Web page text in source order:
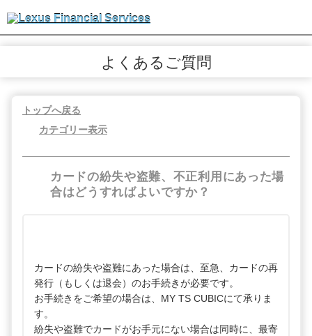
よくあるご質問
トップへ戻る
カテゴリー表示
カードの紛失や盗難、不正利用にあった場
合はどうすればよいですか？
カードの紛失や盗難にあった場合は、至急、カードの再
発行（もしくは退会）のお手続きが必要です。
お手続きをご希望の場合は、MY TS CUBICにて承りま
す。
紛失や盗難でカードがお手元にない場合は同時に、最寄